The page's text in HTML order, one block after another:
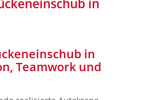
in
in
Teamwork und